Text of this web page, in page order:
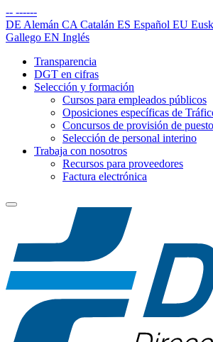
-- ------
DE Alemán CA Catalán ES Español EU
Gallego EN Inglés
Transparencia
DGT en cifras
Selección y formación
Cursos para empleados públicos
Oposiciones específicas de
Concursos de provisión de
Selección de personal interino
Trabaja con nosotros
Recursos para proveedores
Factura electrónica